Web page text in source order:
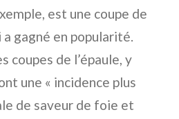
est une coupe de
gagné en popularité.
coupes de l’épaule, y
une « incidence plus
de saveur de foie et